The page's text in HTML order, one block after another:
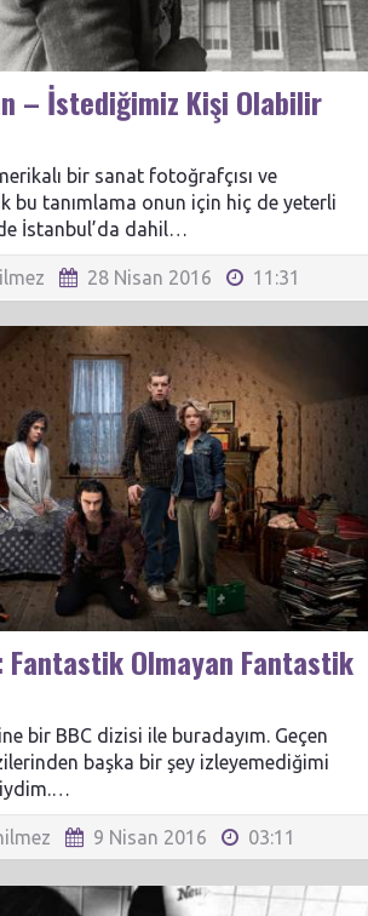
– İstediğimiz Kişi Olabilir
bir sanat fotoğrafçısı ve
bu tanımlama onun için hiç de yeterli
İstanbul’da dahil…
28 Nisan 2016 11:31
Fantastik Olmayan Fantastik
bir BBC dizisi ile buradayım. Geçen
başka bir şey izleyemediğimi
9 Nisan 2016 03:11